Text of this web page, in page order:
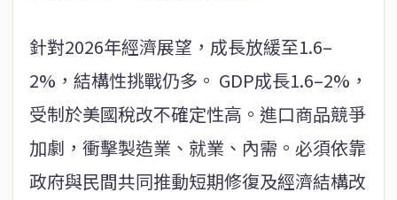
針對2026年經濟展望，成長放緩至1.6–
2%，結構性挑戰仍多。 GDP成長1.6–2%，
受制於美國稅改不確定性高。進口商品競爭
加劇，衝擊製造業、就業、內需。必須依靠
政府與民間共同推動短期修復及經濟結構改